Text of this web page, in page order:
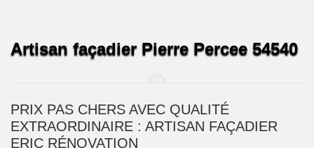
Artisan façadier Pierre Percee 54540
PRIX PAS CHERS AVEC QUALITÉ
EXTRAORDINAIRE : ARTISAN FAÇADIER
ERIC RÉNOVATION